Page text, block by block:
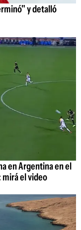
y detalló
en Argentina en el
mirá el video